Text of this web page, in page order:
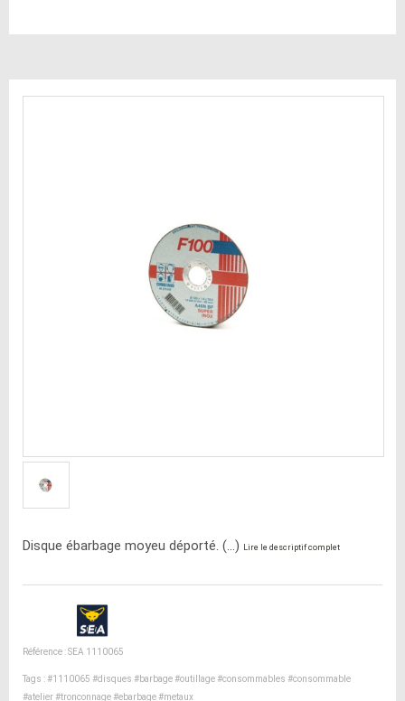
Disque ébarbage moyeu déporté. (...) Lire le descriptif complet
Référence : SEA 1110065
Tags :#1110065 #disques #barbage#outillage#consommables #consommable
#atelier#tronconnage#ebarbage#metaux